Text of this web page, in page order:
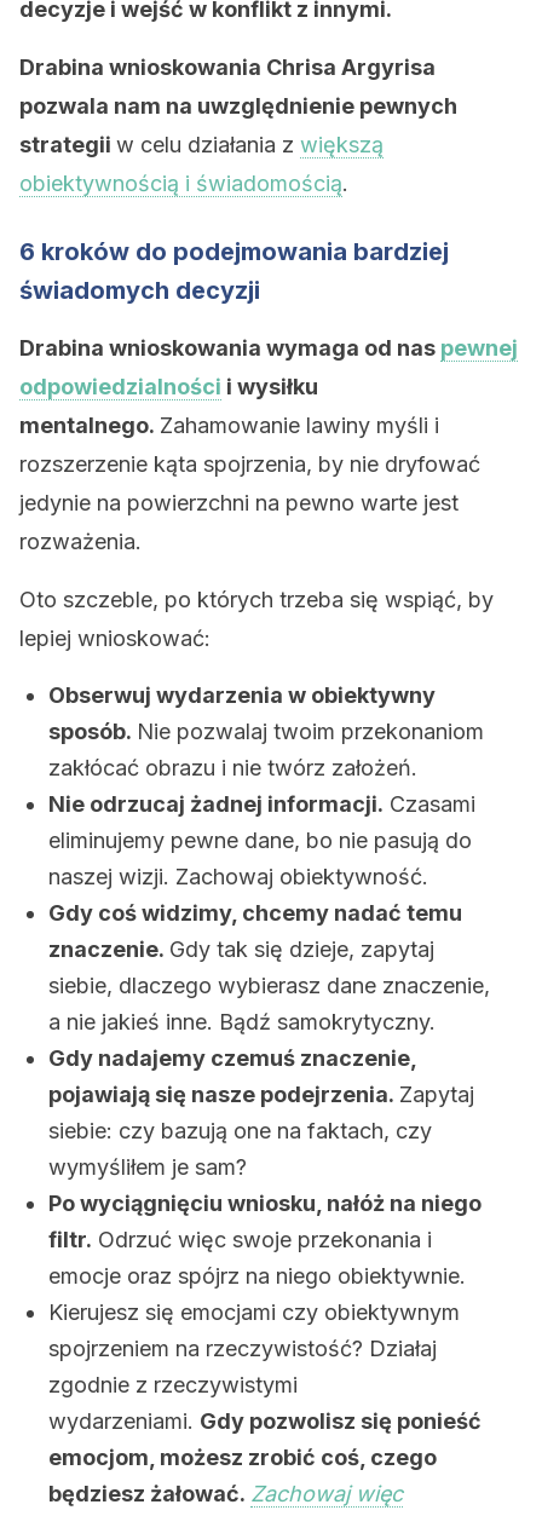
decyzje i wejść w konflikt z innymi.
Drabina wnioskowania Chrisa Argyrisa
pozwala nam na uwzględnienie pewnych
strategii w celu działania z większą
obiektywnością i świadomością.
6 kroków do podejmowania bardziej
świadomych decyzji
Drabina wnioskowania wymaga od nas pewnej
odpowiedzialności i wysiłku
mentalnego. Zahamowanie lawiny myśli i
rozszerzenie kąta spojrzenia, by nie dryfować
jedynie na powierzchni na pewno warte jest
rozważenia.
Oto szczeble, po których trzeba się wspiąć, by
lepiej wnioskować:
Obserwuj wydarzenia w obiektywny
sposób. Nie pozwalaj twoim przekonaniom
zakłócać obrazu i nie twórz założeń.
Nie odrzucaj żadnej informacji. Czasami
eliminujemy pewne dane, bo nie pasują do
naszej wizji. Zachowaj obiektywność.
Gdy coś widzimy, chcemy nadać temu
znaczenie. Gdy tak się dzieje, zapytaj
siebie, dlaczego wybierasz dane znaczenie,
a nie jakieś inne. Bądź samokrytyczny.
Gdy nadajemy czemuś znaczenie,
pojawiają się nasze podejrzenia. Zapytaj
siebie: czy bazują one na faktach, czy
wymyśliłem je sam?
Po wyciągnięciu wniosku, nałóż na niego
filtr. Odrzuć więc swoje przekonania i
emocje oraz spójrz na niego obiektywnie.
Kierujesz się emocjami czy obiektywnym
spojrzeniem na rzeczywistość? Działaj
zgodnie z rzeczywistymi
wydarzeniami. Gdy pozwolisz się ponieść
emocjom, możesz zrobić coś, czego
będziesz żałować. Zachowaj więc